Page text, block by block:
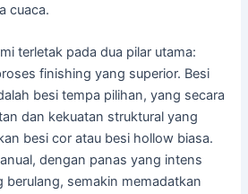
cuaca.
terletak pada dua pilar utama:
finishing yang superior. Besi
besi tempa pilihan, yang secara
dan kekuatan struktural yang
besi cor atau besi hollow biasa.
dengan panas yang intens
berulang, semakin memadatkan